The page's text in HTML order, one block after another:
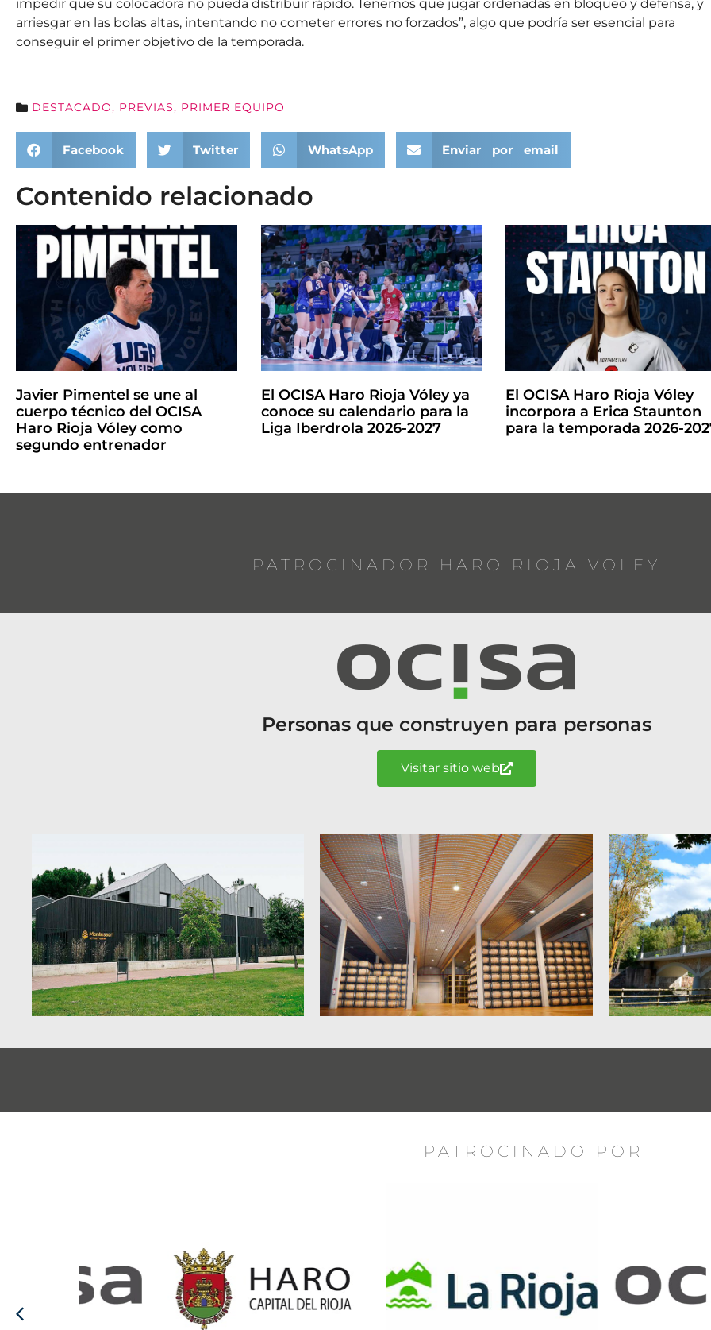
impedir que su colocadora no pueda distribuir rápido. Tenemos que jugar ordenadas en bloqueo y defensa, y
arriesgar en las bolas altas, intentando no cometer errores no forzados”, algo que podría ser esencial para
conseguir el primer objetivo de la temporada.
DESTACADO, PREVIAS, PRIMER EQUIPO
Facebook Twitter WhatsApp Enviar por email
Contenido relacionado
Javier Pimentel se une al
cuerpo técnico del OCISA
Haro Rioja Vóley como
segundo entrenador
El OCISA Haro Rioja Vóley ya
conoce su calendario para la
Liga Iberdrola 2026-2027
El OCISA Haro Rioja Vóley
incorpora a Erica Staunton
para la temporada 2026-
PATROCINADOR HARO RIOJA VOLEY
Personas que construyen para personas
Visitar sitio web
PATROCINADO POR